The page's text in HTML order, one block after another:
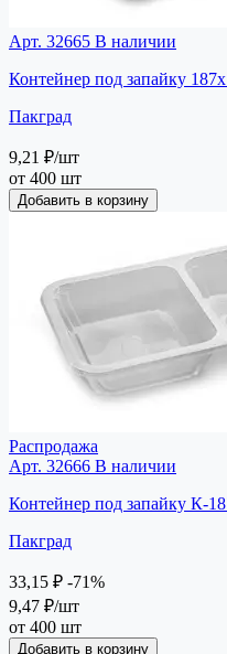
Арт. 32665 В наличии
Контейнер под запайку
Пакград
9,21 ₽/шт
от 400 шт
Добавить в корзину
Распродажа
Арт. 32666 В наличии
Контейнер под запайку К-
Пакград
33,15 ₽ -71%
9,47 ₽/шт
от 400 шт
Добавить в корзину